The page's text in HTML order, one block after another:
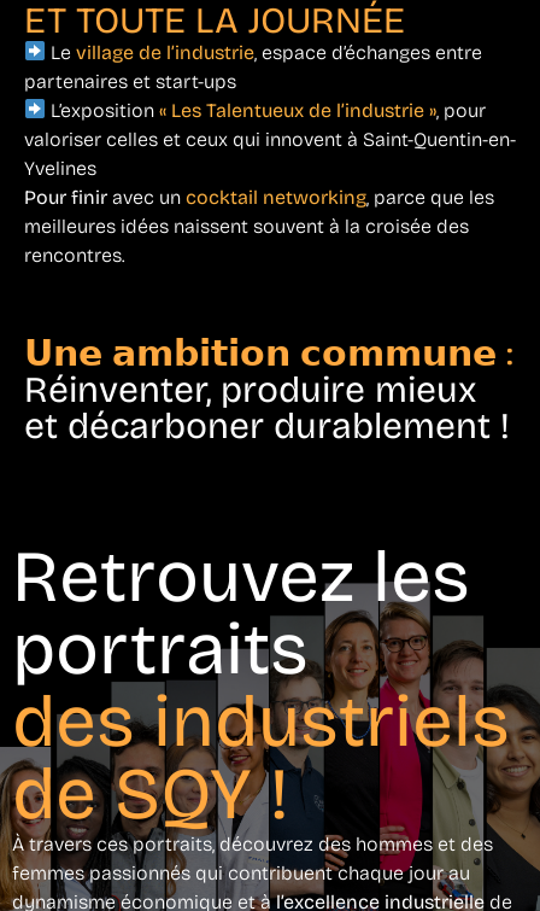
ET TOUTE LA JOURNÉE
Levillage de l’industrie , espace d’échanges entre
partenaires et start-ups
L’exposition« Les Talentueux de l’industrie » , pour
valoriser celles et ceux qui innovent à Saint-Quentin-en-
Yvelines
Pour finir avec un cocktail networking , parce que les
meilleures idées naissent souvent à la croisée des
rencontres.
𝗨𝗻𝗲 𝗮𝗺𝗯𝗶𝘁𝗶𝗼𝗻 𝗰𝗼𝗺𝗺𝘂𝗻𝗲 :
Réinventer, produire mieux
et décarboner durablement !
Retrouvez les
portraits
des industriels
de SQY !
À travers ces portraits, découvrez des hommes et des
femmes passionnés qui contribuent chaque jour au
dynamisme économique et àl’excellence industrielle de